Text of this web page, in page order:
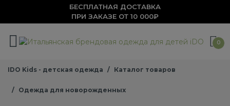
БЕСПЛАТНАЯ ДОСТАВКА
ПРИ ЗАКАЗЕ ОТ 10 000₽
0
IDO Kids - детская одежда Каталог товаров
Одежда для новорожденных